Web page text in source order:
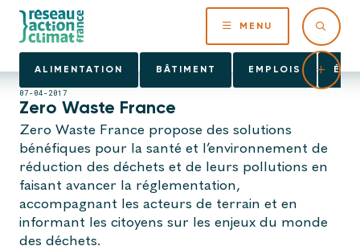
MENU
ALIMENTATION BÂTIMENT EMPLOIS
07-04-2017
Zero Waste France
Zero Waste France propose des solutions
bénéfiques pour la santé et l’environnement de
réduction des déchets et de leurs pollutions en
faisant avancer la réglementation,
accompagnant les acteurs de terrain et en
informant les citoyens sur les enjeux du monde
des déchets.